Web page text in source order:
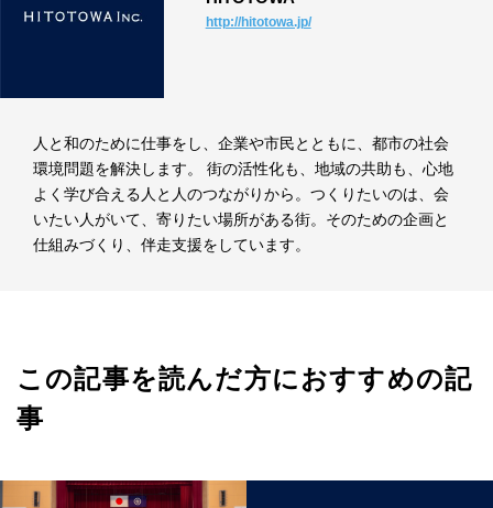
http://hitotowa.jp/
人と和のために仕事をし、企業や市民とともに、都市の社会
環境問題を解決します。 街の活性化も、地域の共助も、心地
よく学び合える人と人のつながりから。つくりたいのは、会
いたい人がいて、寄りたい場所がある街。そのための企画と
仕組みづくり、伴走支援をしています。
この記事を読んだ方におすすめの記
事